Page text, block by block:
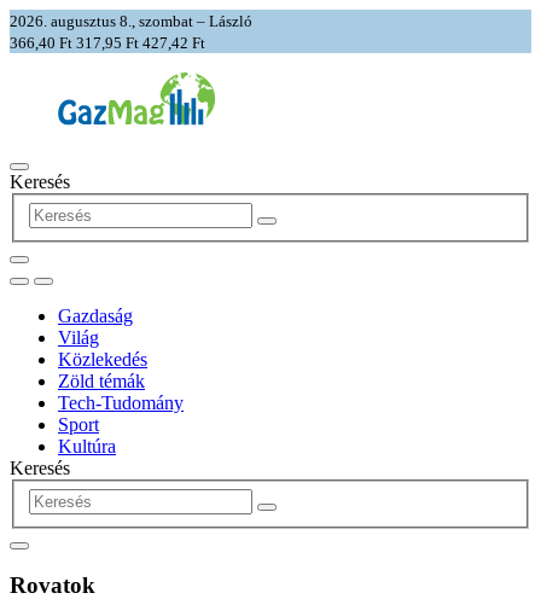
2026. augusztus 8., szombat – László
366,40 Ft 317,95 Ft 427,42 Ft
Keresés
Gazdaság
Világ
Közlekedés
Zöld témák
Tech-Tudomány
Sport
Kultúra
Keresés
Rovatok